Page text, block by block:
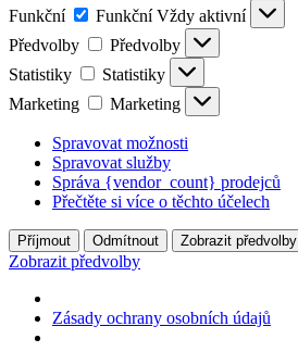
Funkční
Funkční Vždy aktivní
Předvolby
Předvolby
Statistiky
Statistiky
Marketing
Marketing
Spravovat možnosti
Spravovat služby
Správa {vendor_count} prodejců
Přečtěte si více o těchto účelech
Příjmout Odmítnout Zobrazit předvolby
Zobrazit předvolby
Zásady ochrany osobních údajů